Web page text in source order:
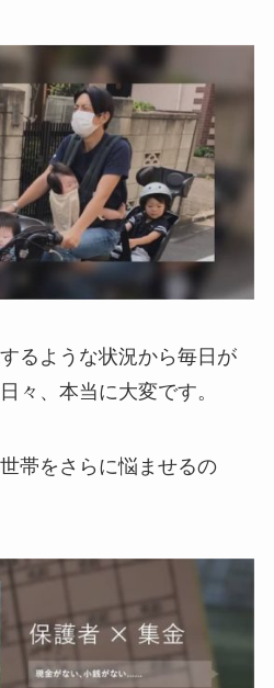
るような状況から毎日が
々、本当に大変です。
帯をさらに悩ませるの